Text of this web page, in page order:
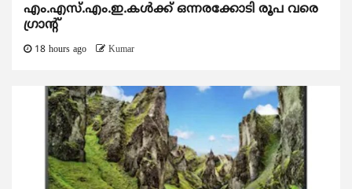
എം.എസ്.എം.ഇ.കൾക്ക് ഒന്നരക്കോടി രൂപ വരെ
ഗ്രാന്റ്
18 hours ago Kumar